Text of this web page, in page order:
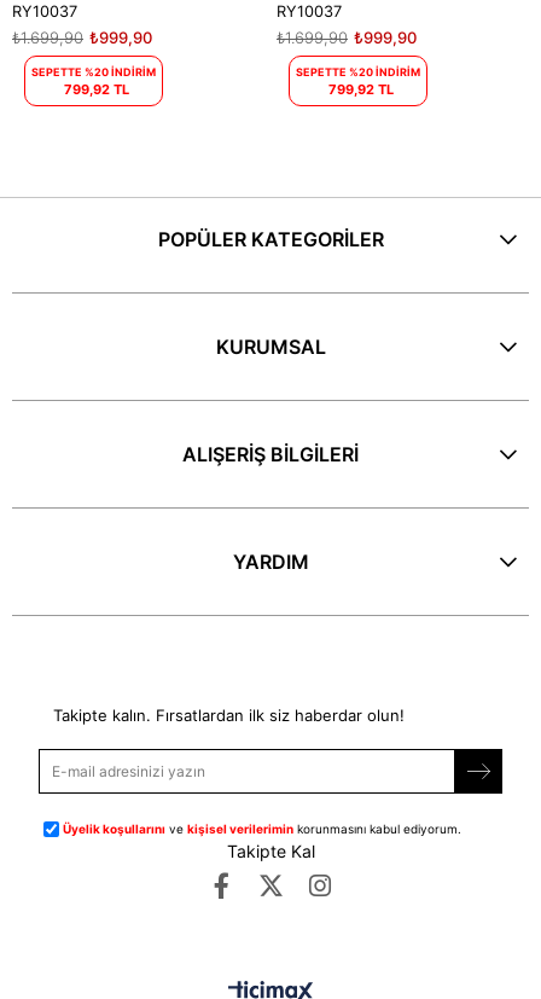
RY10037
₺999,90
₺1.699,90
SEPETTE %20 İNDİRİM
799,92 TL
RY10037
₺999,90
₺1.699,90
SEPETTE %20 İNDİRİM
799,92 TL
POPÜLER KATEGORİLER
KURUMSAL
ALIŞERİŞ BİLGİLERİ
YARDIM
Takipte kalın. Fırsatlardan ilk siz haberdar olun!
Üyelik koşullarını vekişisel verilerimin korunmasını kabul ediyorum.
Takipte Kal